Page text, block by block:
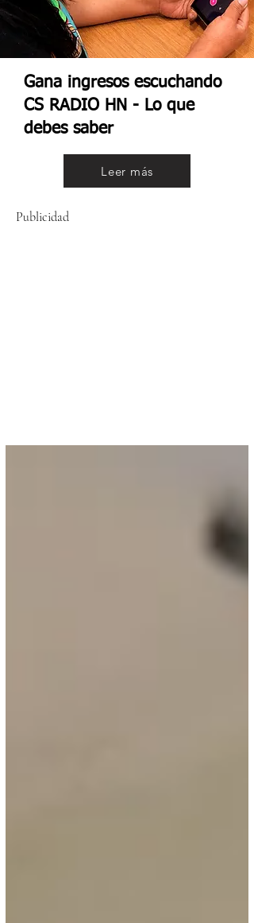
Gana ingresos escuchando
CS RADIO HN - Lo que
debes saber
Leer más
Publicidad